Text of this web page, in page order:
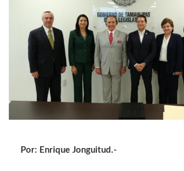
Por: Enrique Jonguitud.-